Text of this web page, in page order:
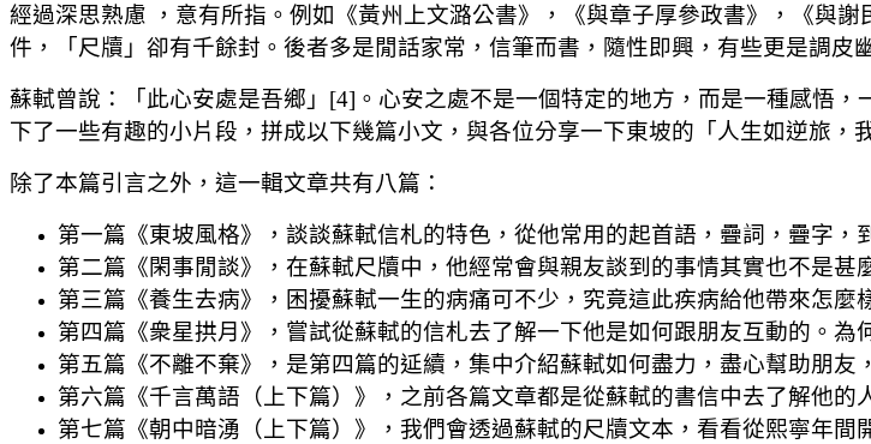
經過深思熟慮 ，意有所指。例如《黃州上文潞公書》，《與章子厚參政書》，《與
件，「尺牘」卻有千餘封。後者多是閒話家常，信筆而書，隨性即興，有些更是調皮
蘇軾曾說：「此心安處是吾鄉」[4]。心安之處不是一個特定的地方，而是一種感悟
下了一些有趣的小片段，拼成以下幾篇小文，與各位分享一下東坡的「人生如逆旅，
除了本篇引言之外，這一輯文章共有八篇：
第一篇《東坡風格》，談談蘇軾信札的特色，從他常用的起首語，疊詞，疊字，
第二篇《閑事閒談》，在蘇軾尺牘中，他經常會與親友談到的事情其實也不是甚
第三篇《養生去病》，困擾蘇軾一生的病痛可不少，究竟這此疾病給他帶來怎
第四篇《衆星拱月》，嘗試從蘇軾的信札去了解一下他是如何跟朋友互動的。為
第五篇《不離不棄》，是第四篇的𨒂續，集中介紹蘇軾如何盡力，盡心幫助朋友
第六篇《千言萬語（上下篇）》，之前各篇文章都是從蘇軾的書信中去了解他
第七篇《朝中暗湧（上下篇）》，我們會透過蘇軾的尺牘文本，看看從熙寧年間